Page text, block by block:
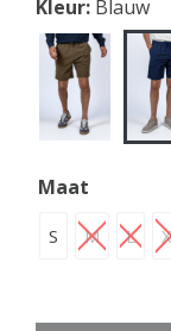
Kleur: Blauw
Maat
S M L